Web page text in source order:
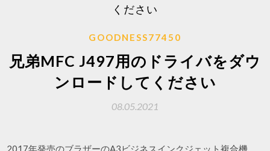
ください
GOODNESS77450
兄弟MFC J497用のドライバをダウ
ンロードしてください
08.05.2021
2017年発売のブラザーのA3ビジネスインクジェット複合機、